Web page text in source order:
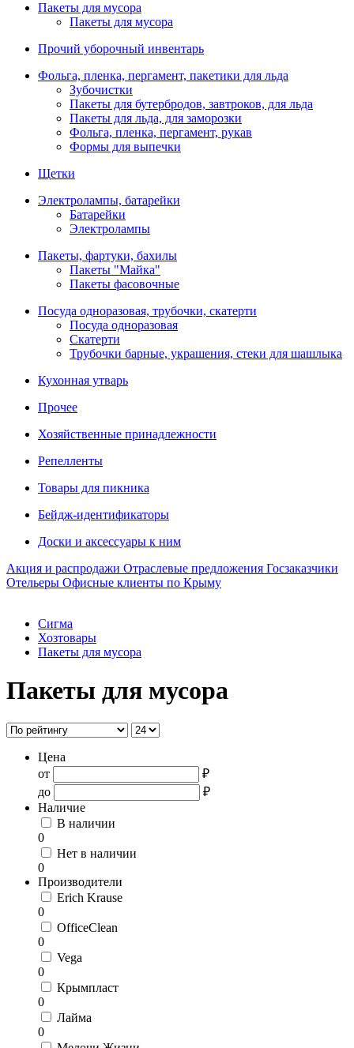
Пакеты для мусора
Пакеты для мусора
Прочий уборочный инвентарь
Фольга, пленка, пергамент, пакетики для льда
Зубочистки
Пакеты для бутербродов, завтроков, для льда
Пакеты для льда, для заморозки
Фольга, пленка, пергамент, рукав
Формы для выпечки
Щетки
Электролампы, батарейки
Батарейки
Электролампы
Пакеты, фартуки, бахилы
Пакеты "Майка"
Пакеты фасовочные
Посуда одноразовая, трубочки, скатерти
Посуда одноразовая
Скатерти
Трубочки барные, украшения, стеки для шашлыка
Кухонная утварь
Прочее
Хозяйственные принадлежности
Репелленты
Товары для пикника
Бейдж-идентификаторы
Доски и аксессуары к ним
Акция и распродажи Отраслевые предложения Госзаказчики
Отельеры Офисные клиенты по Крыму
Сигма
Хозтовары
Пакеты для мусора
Пакеты для мусора
Цена
от
₽
до
₽
Наличие
В наличии
0
Нет в наличии
0
Производители
Erich Krause
0
OfficeClean
0
Vega
0
Крымпласт
0
Лайма
0